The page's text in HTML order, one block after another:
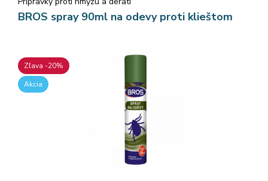
BROS spray 90ml na odevy proti klieštom
Zľava -20%
Akcia